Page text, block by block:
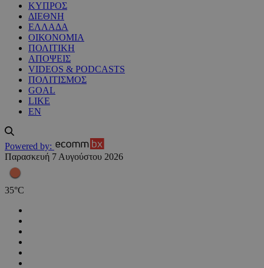
ΚΥΠΡΟΣ
ΔΙΕΘΝΗ
ΕΛΛΑΔΑ
ΟΙΚΟΝΟΜΙΑ
ΠΟΛΙΤΙΚΗ
ΑΠΟΨΕΙΣ
VIDEOS & PODCASTS
ΠΟΛΙΤΙΣΜΟΣ
GOAL
LIKE
EN
Powered by:
Παρασκευή 7 Αυγούστου 2026
35°C